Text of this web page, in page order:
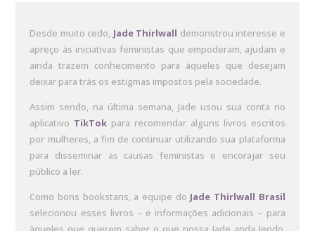
Desde muito cedo, Jade Thirlwall demonstrou interesse e
apreço às iniciativas feministas que empoderam, ajudam e
ainda trazem conhecimento para àqueles que desejam
deixar para trás os estigmas impostos pela sociedade.
Assim sendo, na última semana, Jade usou sua conta no
aplicativo TikTok para recomendar alguns livros escritos
por mulheres, a fim de continuar utilizando sua plataforma
para disseminar as causas feministas e encorajar seu
público a ler.
Como bons bookstans, a equipe do Jade Thirlwall Brasil
selecionou esses livros – e informações adicionais – para